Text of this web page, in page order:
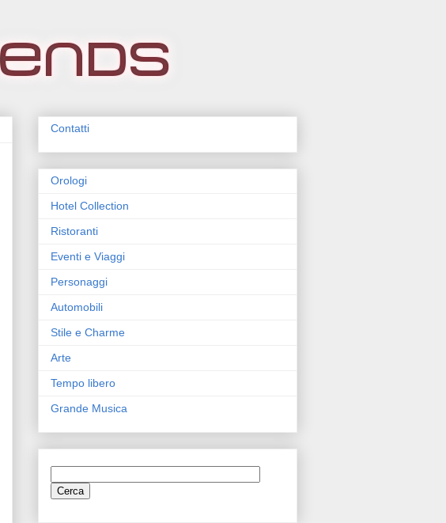
Contatti
Orologi
Hotel Collection
Ristoranti
Eventi e Viaggi
Personaggi
Automobili
Stile e Charme
Arte
Tempo libero
Grande Musica